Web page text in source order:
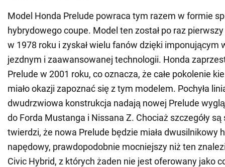
Model Honda Prelude powraca tym razem w formie
hybrydowego coupe. Model ten został po raz
w 1978 roku i zyskał wielu fanów dzięki imponującym
jezdnym i zaawansowanej technologii. Honda
Prelude w 2001 roku, co oznacza, że całe pokolenie
miało okazji zapoznać się z tym modelem. Pochyła
dwudrzwiowa konstrukcja nadają nowej Prelude
do Forda Mustanga i Nissana Z. Chociaż szczegóły są
twierdzi, że nowa Prelude będzie miała dwusilnikowy
napędowy, prawdopodobnie mocniejszy niż ten
Civic Hybrid, z których żaden nie jest oferowany jako